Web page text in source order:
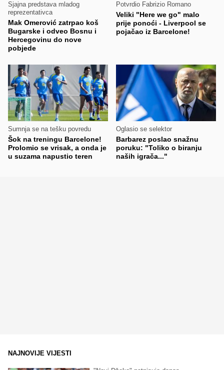
Sjajna predstava mladog
reprezentativca
Mak Omerović zatrpao koš
Bugarske i odveo Bosnu i
Hercegovinu do nove
pobjede
Potvrdio Fabrizio Romano
Veliki "Here we go" malo
prije ponoći - Liverpool se
pojačao iz Barcelone!
Sumnja se na tešku povredu
Šok na treningu Barcelone!
Prolomio se vrisak, a onda je
u suzama napustio teren
Oglasio se selektor
Barbarez poslao snažnu
poruku: "Toliko o biranju
naših igrača..."
NAJNOVIJE VIJESTI